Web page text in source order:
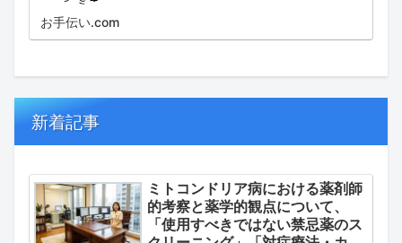
お手伝い.com
新着記事
ミトコンドリア病における薬剤師
的考察と薬学的観点について、
「使用すべきではない禁忌薬のス